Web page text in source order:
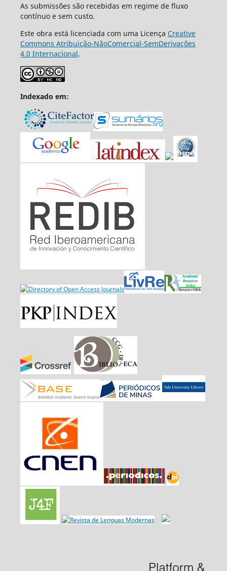
As submissões são recebidas em regime de fluxo
contínuo e sem custo.
Este obra está licenciada com uma Licença Creative
Commons Atribuição-NãoComercial-SemDerivações
4.0 Internacional.
Indexado em: